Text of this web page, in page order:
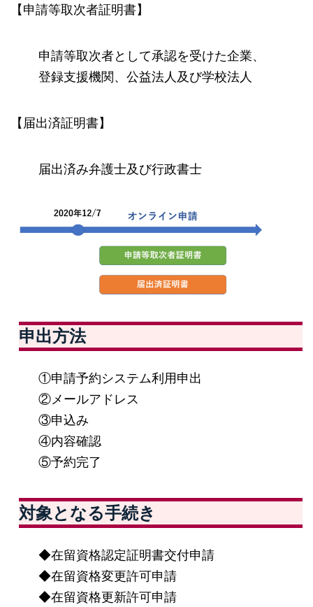
【申請等取次者証明書】
申請等取次者として承認を受けた企業、
登録支援機関、公益法人及び学校法人
【届出済証明書】
届出済み弁護士及び行政書士
申出方法
①申請予約システム利用申出
②メールアドレス
③申込み
④内容確認
⑤予約完了
対象となる手続き
◆在留資格認定証明書交付申請
◆在留資格変更許可申請
◆在留資格更新許可申請